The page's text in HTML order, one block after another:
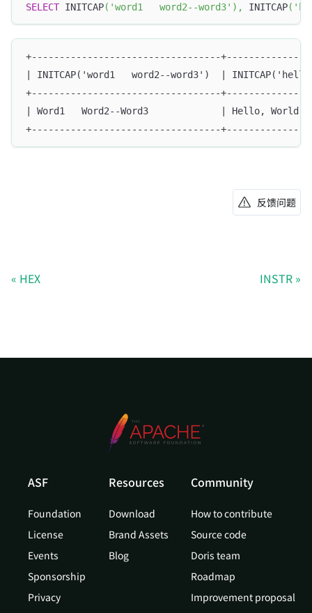
SELECT INITCAP( 'word1   word2--word3' ) , INITCAP(
+----------------------------------
| INITCAP('word1   word2--word3')  |
+----------------------------------
| Word1   Word2--Word3             | Hello,
+----------------------------------
反馈问题
HEX INSTR
ASF
Foundation
License
Events
Sponsorship
Privacy
Resources
Download
Brand Assets
Blog
Community
How to contribute
Source code
Doris team
Roadmap
Improvement proposal